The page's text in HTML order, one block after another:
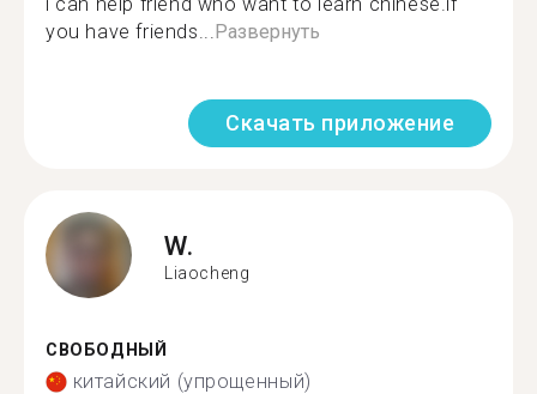
you have friends... Развернуть
Скачать приложение
W.
Liaocheng
СВОБОДНЫЙ
китайский (упрощенный)